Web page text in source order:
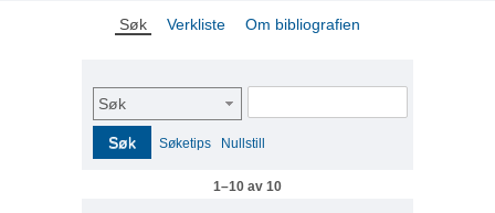
Søk Verkliste Om bibliografien
Søk
Søk Søketips Nullstill
1–10 av 10